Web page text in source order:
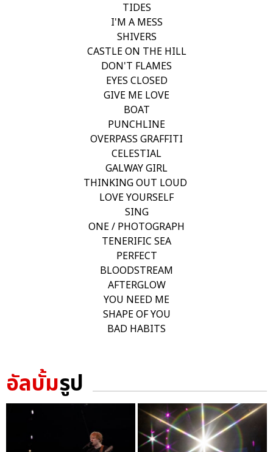
TIDES
I'M A MESS
SHIVERS
CASTLE ON THE HILL
DON'T FLAMES
EYES CLOSED
GIVE ME LOVE
BOAT
PUNCHLINE
OVERPASS GRAFFITI
CELESTIAL
GALWAY GIRL
THINKING OUT LOUD
LOVE YOURSELF
SING
ONE / PHOTOGRAPH
TENERIFIC SEA
PERFECT
BLOODSTREAM
AFTERGLOW
YOU NEED ME
SHAPE OF YOU
BAD HABITS
อัลบั้มรูป